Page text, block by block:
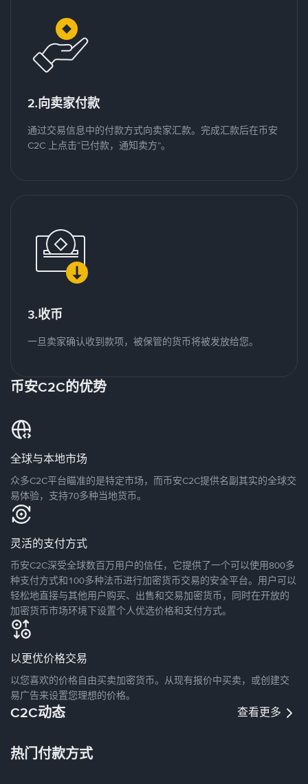
2.向卖家付款
通过交易信息中的付款方式向卖家汇款。完成汇款后在币安
C2C 上点击“已付款，通知卖方”。
3.收币
一旦卖家确认收到款项，被保管的货币将被发放给您。
币安C2C的优势
全球与本地市场
众多C2C平台瞄准的是特定市场，而币安C2C提供名副其实的全球交
易体验，支持70多种当地货币。
灵活的支付方式
币安C2C深受全球数百万用户的信任，它提供了一个可以使用800多
种支付方式和100多种法币进行加密货币交易的安全平台。用户可以
轻松地直接与其他用户购买、出售和交易加密货币，同时在开放的
加密货币市场环境下设置个人优选价格和支付方式。
以更优价格交易
以您喜欢的价格自由买卖加密货币。从现有报价中买卖，或创建交
易广告来设置您理想的价格。
C2C动态 查看更多
热门付款方式